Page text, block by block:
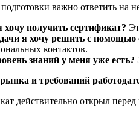
важно ответить на
получить сертификат?
я хочу решить с помощью
контактов.
знаний у меня уже есть?
и требований
действительно открыл